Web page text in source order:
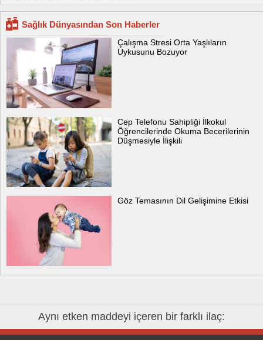
Sağlık Dünyasından Son Haberler
Çalışma Stresi Orta Yaşlıların
Uykusunu Bozuyor
Cep Telefonu Sahipliği İlkokul
Öğrencilerinde Okuma Becerilerinin
Düşmesiyle İlişkili
Göz Temasının Dil Gelişimine Etkisi
Aynı etken maddeyi içeren bir farklı ilaç: